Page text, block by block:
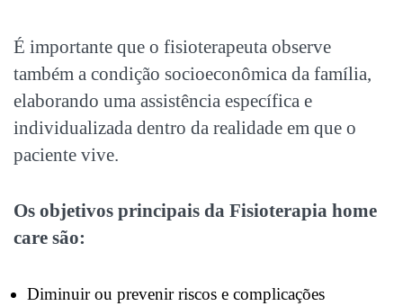
É importante que o fisioterapeuta observe
também a condição socioeconômica da família,
elaborando uma assistência específica e
individualizada dentro da realidade em que o
paciente vive.
Os objetivos principais da Fisioterapia home
care são:
Diminuir ou prevenir riscos e complicações